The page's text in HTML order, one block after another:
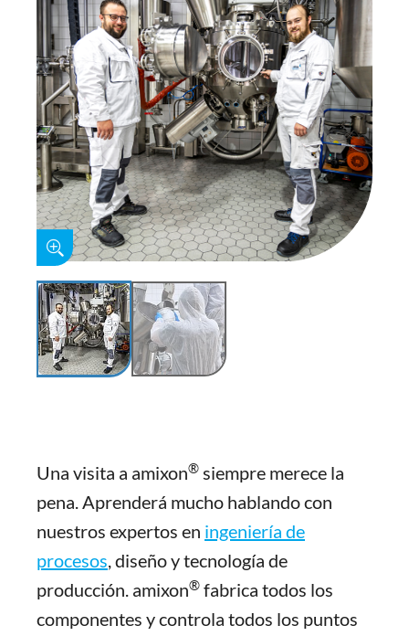
Una visita a amixon® siempre merece la
pena. Aprenderá mucho hablando con
nuestros expertos en ingeniería de
procesos, diseño y tecnología de
producción. amixon® fabrica todos los
componentes y controla todos los puntos